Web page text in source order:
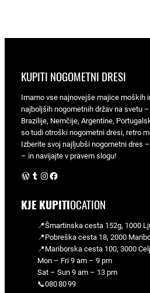
KUPITI NOGOMETNI DRESI
Imamo vse najnovejše majice moških
najboljših nogometnih držav na svetu
Brazilije, Nemčije, Argentine,
so tudi otroški nogometni dresi, retro
Izberite svoj najljubši nogometni dres
– in navijajte v pravem slogu!
WordPress Instagram Facebook
KJE KUPITIOCATION
📍Šmartinska cesta 152g, 1000
📍Pobreška cesta 18, 2000
📍Mariborska cesta 100, 3000
Mon – Fri 9 am – 9 pm
Sat – Sun 9 am – 13 pm
📞080 80 99